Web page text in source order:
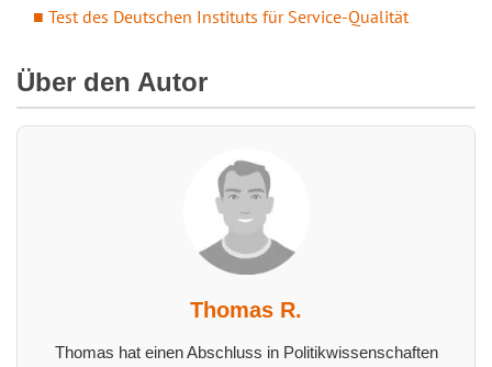
Test des Deutschen Instituts für Service-Qualität
Über den Autor
Thomas R.
Thomas hat einen Abschluss in Politikwissenschaften